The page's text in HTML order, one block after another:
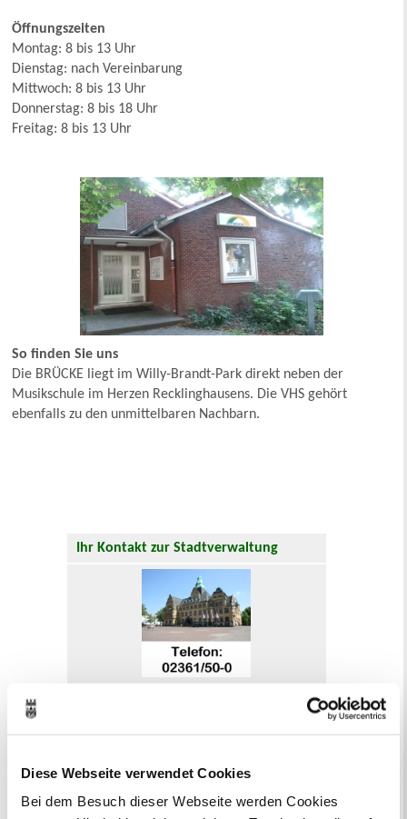
Diese Webseite verwendet Cookies
Bei dem Besuch dieser Webseite werden Cookies
Öffnungszeiten
Montag: 8 bis 13 Uhr
Dienstag: nach Vereinbarung
Mittwoch: 8 bis 13 Uhr
Donnerstag: 8 bis 18 Uhr
Freitag: 8 bis 13 Uhr
So finden Sie uns
Die BRÜCKE liegt im Willy-Brandt-Park direkt neben der
Musikschule im Herzen Recklinghausens. Die VHS gehört
ebenfalls zu den unmittelbaren Nachbarn.
Ihr Kontakt zur Stadtverwaltung
Beurkundung Vaterschaft, Sorge
Gewerbeangelegenheiten
Urkundenservice